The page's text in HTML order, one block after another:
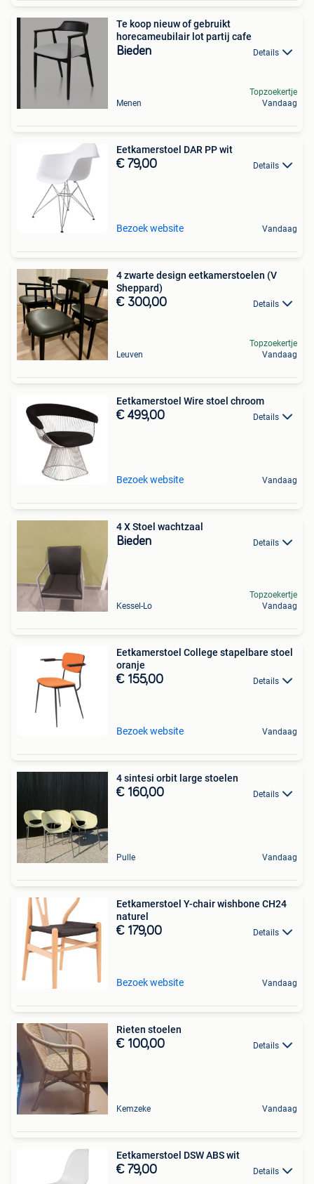
Te koop nieuw of gebruikt
horecameubilair lot partij cafe
Bieden Details
Menen
Topzoekertje
Vandaag
Eetkamerstoel DAR PP wit
€ 79,00 Details
Bezoek website Vandaag
4 zwarte design eetkamerstoelen (V
Sheppard)
€ 300,00 Details
Leuven
Topzoekertje
Vandaag
Eetkamerstoel Wire stoel chroom
€ 499,00 Details
Bezoek website Vandaag
4 X Stoel wachtzaal
Bieden Details
Kessel-Lo
Topzoekertje
Vandaag
Eetkamerstoel College stapelbare stoel
oranje
€ 155,00 Details
Bezoek website Vandaag
4 sintesi orbit large stoelen
€ 160,00 Details
Pulle Vandaag
Eetkamerstoel Y-chair wishbone CH24
naturel
€ 179,00 Details
Bezoek website Vandaag
Rieten stoelen
€ 100,00 Details
Kemzeke Vandaag
Eetkamerstoel DSW ABS wit
€ 79,00 Details